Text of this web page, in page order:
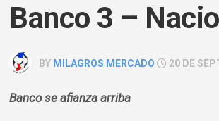
Banco 3 –
BY MILAGROS MERCADO 20 DE
Banco se afianza arriba